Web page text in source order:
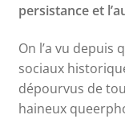
persistance et
On l’a vu depuis
sociaux
dépourvus de
haineux